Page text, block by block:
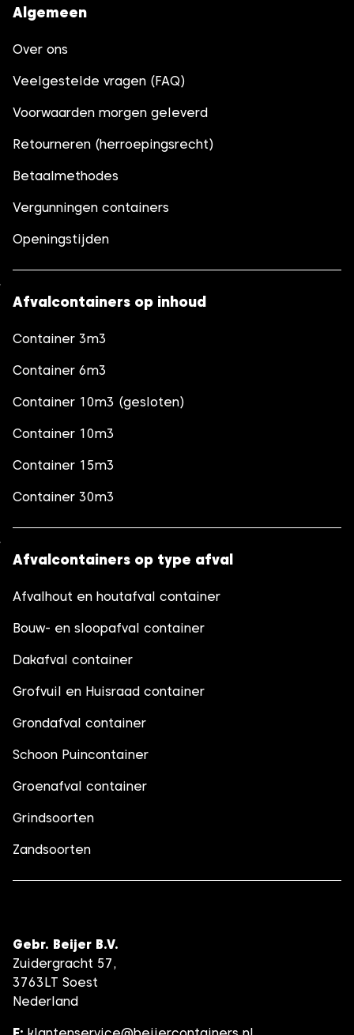
Algemeen
Over ons
Veelgestelde vragen (FAQ)
Voorwaarden morgen geleverd
Retourneren (herroepingsrecht)
Betaalmethodes
Vergunningen containers
Openingstijden
Afvalcontainers op inhoud
Container 3m3
Container 6m3
Container 10m3 (gesloten)
Container 10m3
Container 15m3
Container 30m3
Afvalcontainers op type afval
Afvalhout en houtafval container
Bouw- en sloopafval container
Dakafval container
Grofvuil en Huisraad container
Grondafval container
Schoon Puincontainer
Groenafval container
Grindsoorten
Zandsoorten
Gebr. Beijer B.V.
Zuidergracht 57,
3763LT Soest
Nederland